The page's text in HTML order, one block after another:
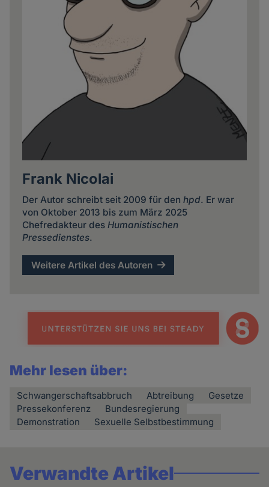
Frank Nicolai
Der Autor schreibt seit 2009 für den hpd. Er war
von Oktober 2013 bis zum März 2025
Chefredakteur des Humanistischen
Pressedienstes.
Weitere Artikel des Autoren
Mehr lesen über:
Schwangerschaftsabbruch Abtreibung
Gesetze
Pressekonferenz
Bundesregierung
Demonstration
Sexuelle Selbstbestimmung
Verwandte Artikel